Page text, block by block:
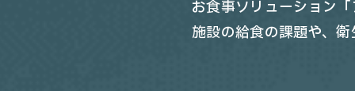
お食事ソリューション
施設の給食の課題や、